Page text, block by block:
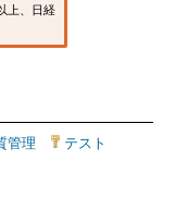
上、日経
管理 テスト